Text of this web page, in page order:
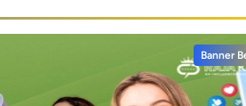
Banner